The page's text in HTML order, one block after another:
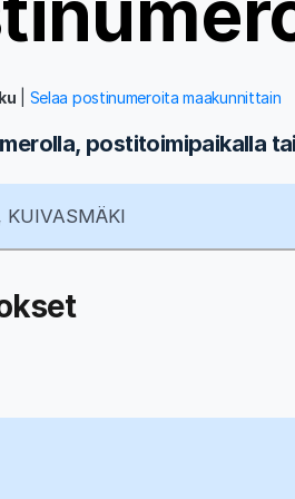
Selaa postinumeroita maakunnittain
postitoimipaikalla